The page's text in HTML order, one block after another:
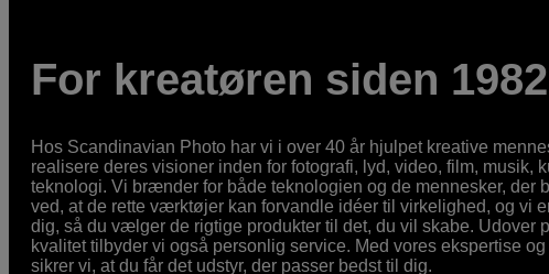
For kreatøren siden 1982
Hos Scandinavian Photo har vi i over 40 år hjulpet kreative
realisere deres visioner inden for fotografi, lyd, video, film, musik,
teknologi. Vi brænder for både teknologien og de mennesker, der
ved, at de rette værktøjer kan forvandle idéer til virkelighed, og vi
dig, så du vælger de rigtige produkter til det, du vil skabe. Udover
kvalitet tilbyder vi også personlig service. Med vores ekspertise
sikrer vi, at du får det udstyr, der passer bedst til dig.